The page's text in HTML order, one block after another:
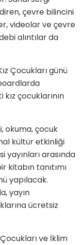
çevre bilincini
videolar ve çevre
alıntılar da
Çocukları günü
çocuklarının
okuma, çocuk
kültür etkinliği
yayınları arasında
kitabın tanıtımı
yapılacak.
yayın
ücretsiz
ve İklim